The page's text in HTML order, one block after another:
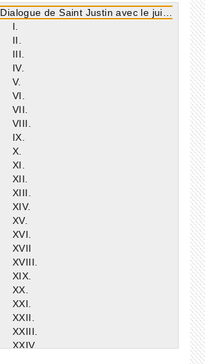
Dialogue de Saint Justin avec le juif Tryphon
Ι.
II.
III.
IV.
V.
VI.
VII.
VIII.
IX.
X.
XI.
XII.
XIII.
XIV.
XV.
XVI.
XVII
XVIII.
XIX.
XX.
XXI.
XXII.
XXIII.
XXIV.